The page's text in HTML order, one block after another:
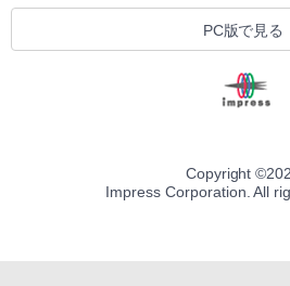
￥31,980
New Amazon
11インチカラー
き、グラファイ
￥115,980
PC版で見る
Copyright ©
Impress Corporation. All